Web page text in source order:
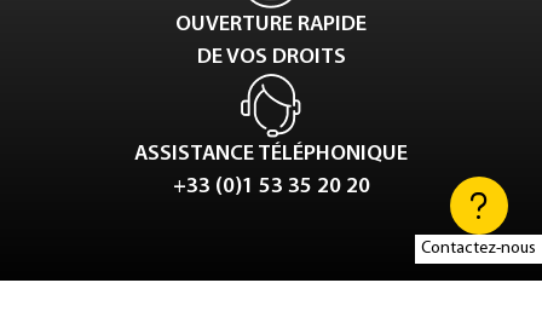
Contactez-nous
OUVERTURE RAPIDE
DE VOS DROITS
ASSISTANCE TÉLÉPHONIQUE
+33 (0)1 53 35 20 20